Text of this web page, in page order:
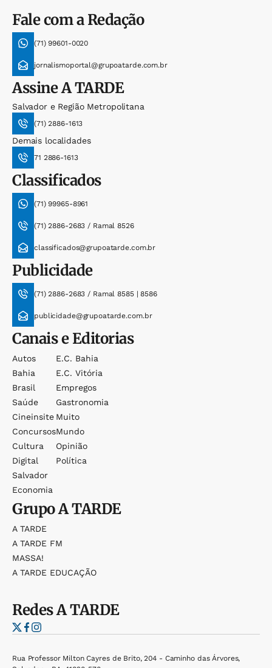
Fale com a Redação
(71) 99601-0020
jornalismoportal@grupoatarde.com.br
AssineA TARDE
Salvador e Região Metropolitana
(71) 2886-1613
Demais localidades
71 2886-1613
Classificados
(71) 99965-8961
(71) 2886-2683 / Ramal 8526
classificados@grupoatarde.com.br
Publicidade
(71) 2886-2683 / Ramal 8585 | 8586
publicidade@grupoatarde.com.br
Canais e Editorias
Autos
Bahia
Brasil
Saúde
Cineinsite
Concursos
Cultura
Digital
Salvador
Economia
E.c. Bahia
E.c. Vitória
Empregos
Gastronomia
Muito
Mundo
Opinião
Política
GrupoA TARDE
A TARDE
A TARDE FM
MASSA!
A TARDE EDUCAÇÃO
RedesA TARDE
Rua Professor Milton Cayres de Brito, 204 - Caminho das Árvores,